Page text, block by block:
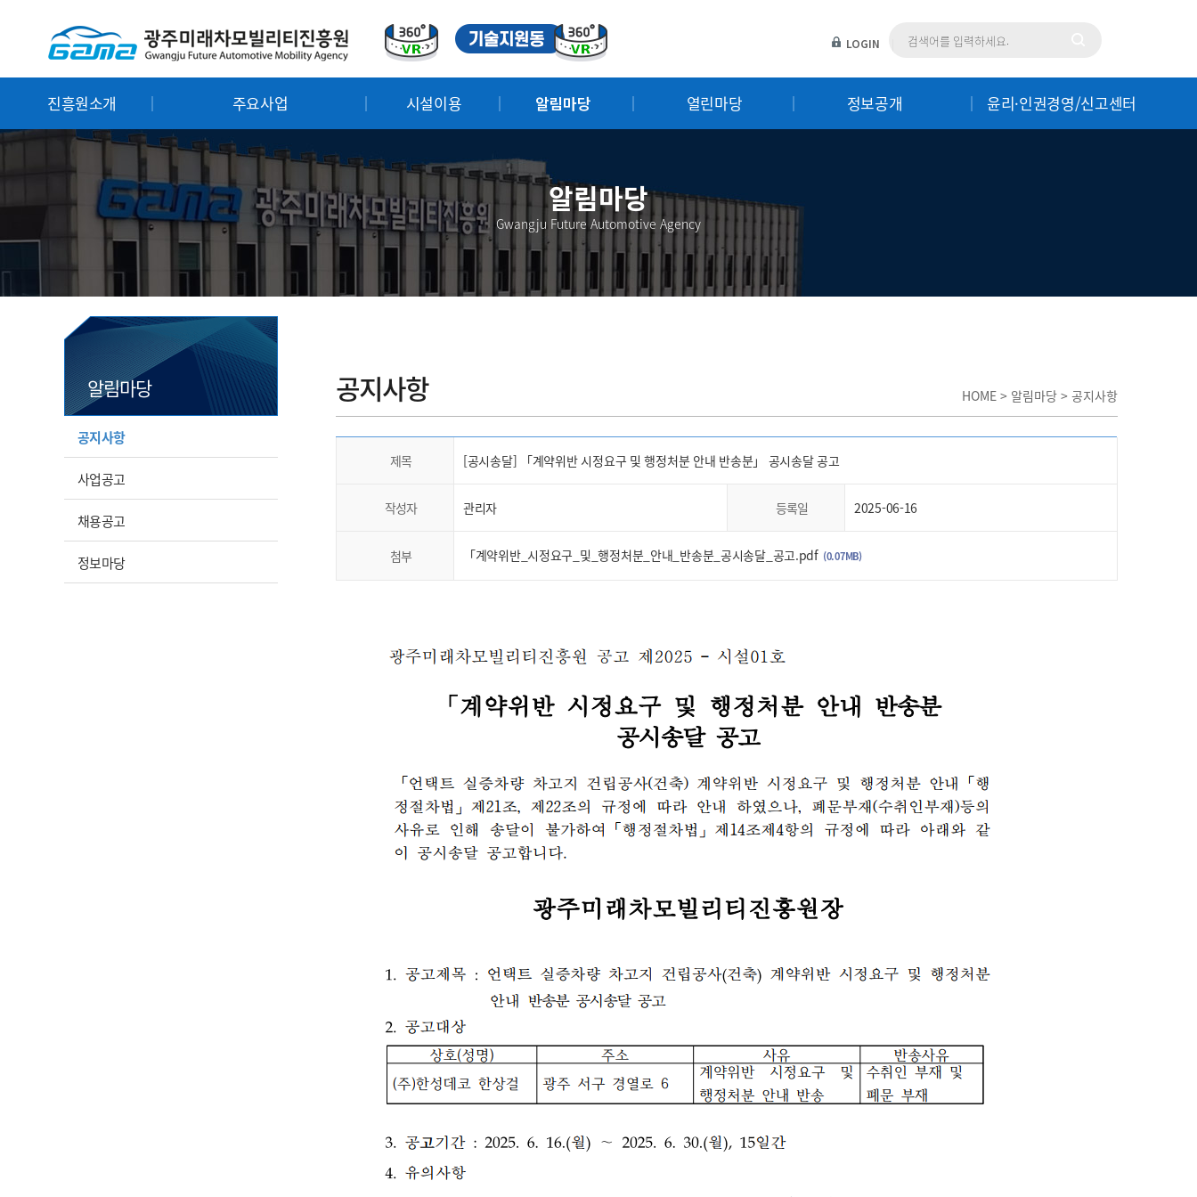
LOGIN
진흥원소개 주요사업 시설이용 알림마당 열린마당 정보공개 윤리·인권경영/신고센터
알림마당
Gwangju Future Automotive Agency
알림마당
공지사항
사업공고
채용공고
정보마당
HOME > 알림마당 > 공지사항
공지사항
제목 [공시송달] 「계약위반 시정요구 및 행정처분 안내 반송분」 공시송달 공고
작성자 관리자 등록일 2025-06-16
첨부 「계약위반_시정요구_및_행정처분_안내_반송분_공시송달_공고.pdf (0.07MB)